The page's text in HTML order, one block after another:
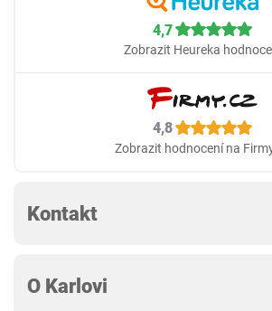
4,7
Zobrazit Heureka
4,8
Zobrazit hodnocení na
Kontakt
O Karlovi